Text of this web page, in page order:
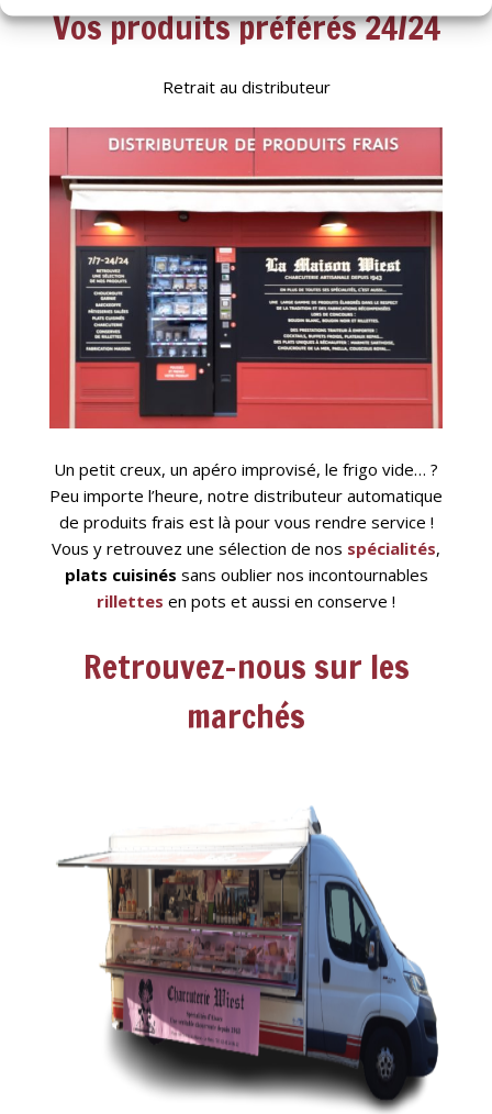
Vos produits préférés 24/24
Retrait au distributeur
Un petit creux, un apéro improvisé, le frigo vide… ?
Peu importe l’heure, notre distributeur automatique
de produits frais est là pour vous rendre service !
Vous y retrouvez une sélection de nos spécialités,
plats cuisinés sans oublier nos incontournables
rillettes en pots et aussi en conserve !
Retrouvez-nous sur les
marchés